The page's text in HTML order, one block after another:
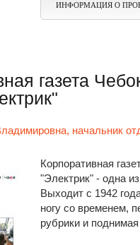
ИНФОРМАЦИЯ О
газета
начальник
Корпоративная
"Электрик" - одна
Выходит с 1942
ногу со временем,
рубрики и